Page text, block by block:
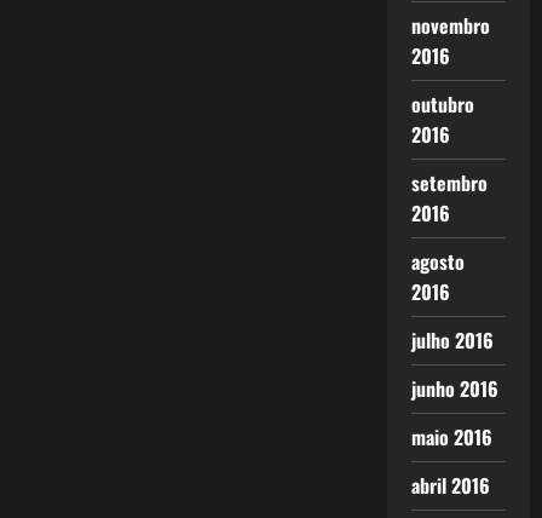
novembro
2016
outubro
2016
setembro
2016
agosto
2016
julho 2016
junho 2016
maio 2016
abril 2016